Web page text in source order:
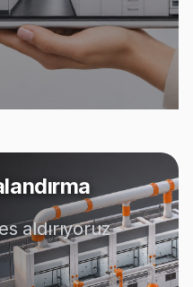
aldırıyoruz